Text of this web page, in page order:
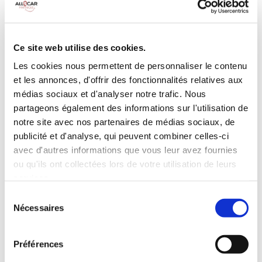
Ce site web utilise des cookies.
Les cookies nous permettent de personnaliser le contenu
et les annonces, d'offrir des fonctionnalités relatives aux
médias sociaux et d'analyser notre trafic. Nous
partageons également des informations sur l'utilisation de
notre site avec nos partenaires de médias sociaux, de
publicité et d'analyse, qui peuvent combiner celles-ci
avec d'autres informations que vous leur avez fournies
ou qu'ils ont collectées lors de votre utilisation de leurs
Nécessaires
Préférences
Galerie de toit Habillage Bois
Camera de recul
Cloison de
INCLUS À LA LOCATION
Killométrage illimité
Assurance tous risques (hors franchise)
Carburant : plein à rendre plein
CONDITIONS DE LOCATION
Age minimum :20 ans